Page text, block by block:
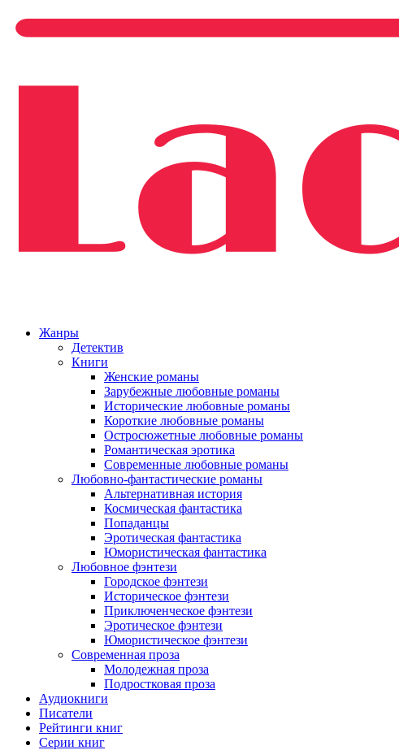
Жанры
Детектив
Книги
Женские романы
Зарубежные любовные романы
Исторические любовные романы
Короткие любовные романы
Остросюжетные любовные романы
Романтическая эротика
Современные любовные романы
Любовно-фантастические романы
Альтернативная история
Космическая фантастика
Попаданцы
Эротическая фантастика
Юмористическая фантастика
Любовное фэнтези
Городское фэнтези
Историческое фэнтези
Приключенческое фэнтези
Эротическое фэнтези
Юмористическое фэнтези
Современная проза
Молодежная проза
Подростковая проза
Аудиокниги
Писатели
Рейтинги книг
Серии книг